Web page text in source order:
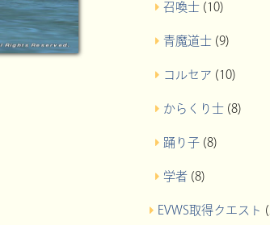
召喚士 (10)
青魔道士 (9)
コルセア (10)
からくり士 (8)
踊り子 (8)
学者 (8)
EVWS取得クエスト